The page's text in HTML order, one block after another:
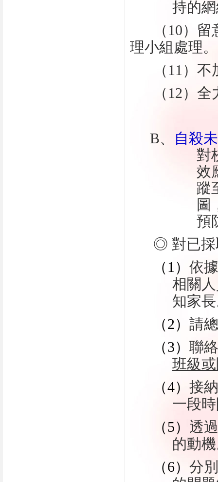
持的
（10）留
理小組處理。
（11 ）不
（12）全
B、
自殺
對
效
蹤
圖
預
◎ 對已採
（1） 依據
相關
知家
（2） 請
（3） 聯
班級
（4） 接
一段
（5） 透
的動
（6） 分